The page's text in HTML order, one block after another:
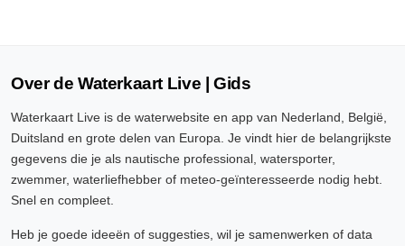
Over de Waterkaart Live | Gids
Waterkaart Live is de waterwebsite en app van Nederland, België,
Duitsland en grote delen van Europa. Je vindt hier de belangrijkste
gegevens die je als nautische professional, watersporter,
zwemmer, waterliefhebber of meteo-geïnteresseerde nodig hebt.
Snel en compleet.
Heb je goede ideeën of suggesties, wil je samenwerken of data